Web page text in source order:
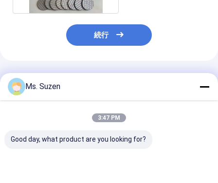
続行
推薦されたプロダクト
Ms. Suzen
3:47 PM
Good day, what product are you looking for?